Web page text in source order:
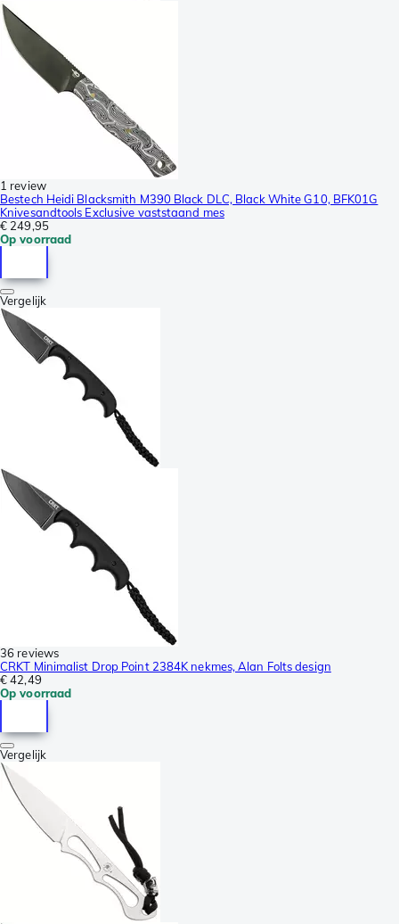
1 review
Bestech Heidi Blacksmith M390 Black DLC, Black White G10, BFK01G
Knivesandtools Exclusive vaststaand mes
€ 249,95
Op voorraad
Vergelijk
36 reviews
CRKT Minimalist Drop Point 2384K nekmes, Alan Folts design
€ 42,49
Op voorraad
Vergelijk